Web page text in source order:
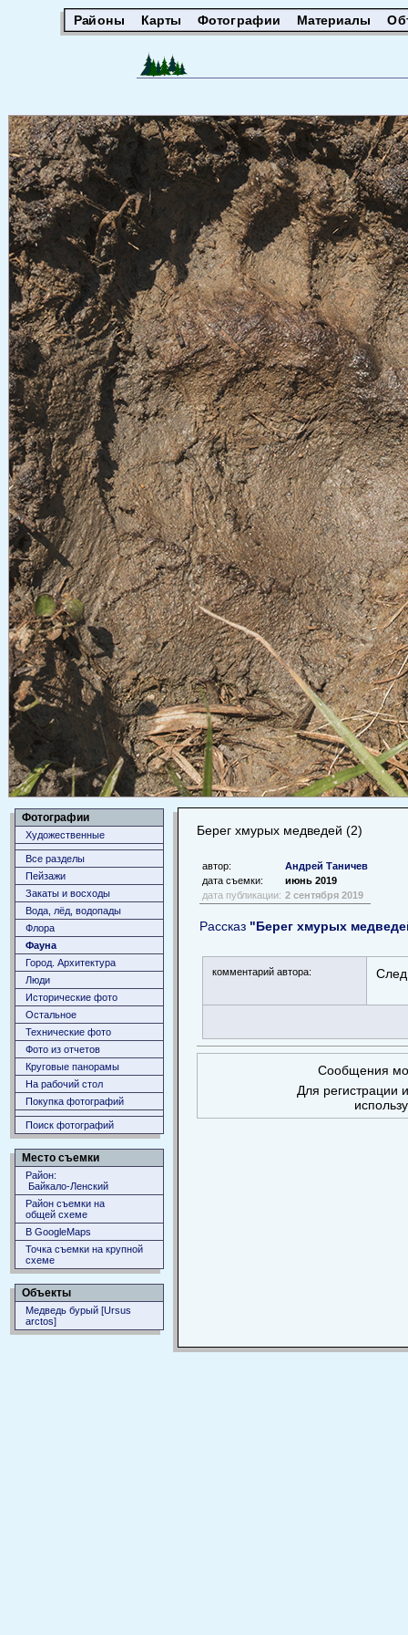
Районы Карты Фотографии Материалы
Фотографии
Художественные
Все разделы
Пейзажи
Закаты и восходы
Вода, лёд, водопады
Флора
Фауна
Город. Архитектура
Люди
Исторические фото
Остальное
Технические фото
Фото из отчетов
Круговые панорамы
На рабочий стол
Покупка фотографий
Поиск фотографий
Место съемки
Район:
Байкало-Ленский
Район съемки на
общей схеме
В GoogleMaps
Точка съемки на крупной
схеме
Объекты
Медведь бурый [Ursus
arctos]
Берег хмурых медведей (2)
автор:
Андрей Таничев
дата съемки:
июнь 2019
дата публикации: 2 сентября 2019
Рассказ "Берег хмурых
комментарий автора:
Сообщения
Для регистрации